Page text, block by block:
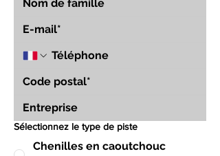
Sélectionnez le type de piste
Chenilles en caoutchouc